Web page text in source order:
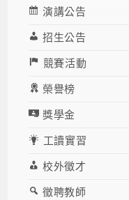
演講公告
招生公告
競賽活動
榮譽榜
獎學金
工讀實習
校外徵才
徵聘教師